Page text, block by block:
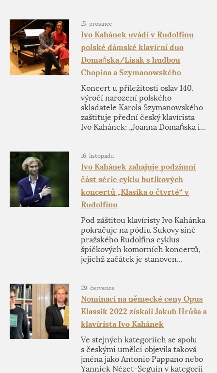
15. prosince
Ivo Kahánek uvádí v Rudolfinu
polské dámské klavírní duo
Domańska/Lisak s hudbou
Chopina a Szymanowského
Koncert u příležitosti oslav 140.
výročí narození polského
skladatele Karola Szymanowského
zaštiťuje přední český klavírista
Ivo Kahánek: „Joanna Domańska i...
16. listopadu
Ivo Kahánek zahajuje podzimní
část série cyklu butikových
koncertů „Klasika o čtvrté“ v
Rudolfinu
Pod záštitou klavíristy Ivo Kahánka
pokračuje na pódiu Sukovy síně
pražského Rudolfina cyklus
špičkových komorních koncertů,
jejichž začátek je stanoven...
29. července
Nominaci na německé ceny Opus
Klassik 2022 získali Jakub Hrůša a
klavírista Ivo Kahánek
Ve stejných kategoriích se spolu
s českými umělci objevila taková
jména jako Antonio Pappano nebo
Yannick Nézet-Seguin v kategorii